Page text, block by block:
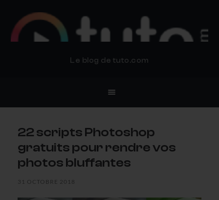
Le blog de tuto.com
22 scripts Photoshop
gratuits pour rendre vos
photos bluffantes
31 OCTOBRE 2018